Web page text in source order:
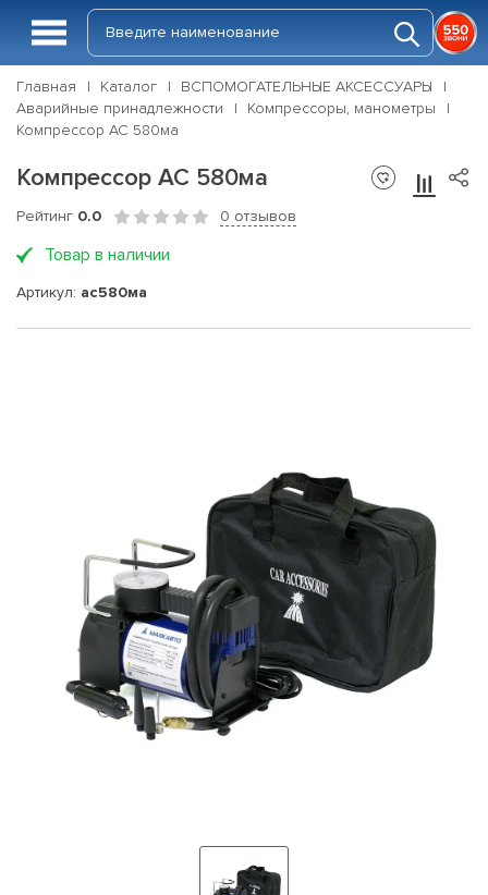
Главная Каталог
ВСПОМОГАТЕЛЬНЫЕ АКСЕССУАРЫ
Аварийные принадлежности
Компрессоры, манометры
Компрессор АС 580ма
Компрессор АС 580ма
Рейтинг 0.0 0 отзывов
Товар в наличии
Артикул: ас580ма